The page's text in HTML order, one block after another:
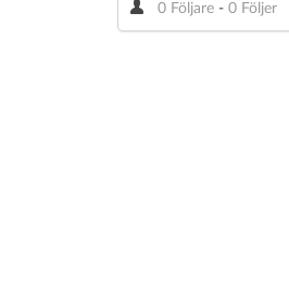
0 Följare - 0 Följer